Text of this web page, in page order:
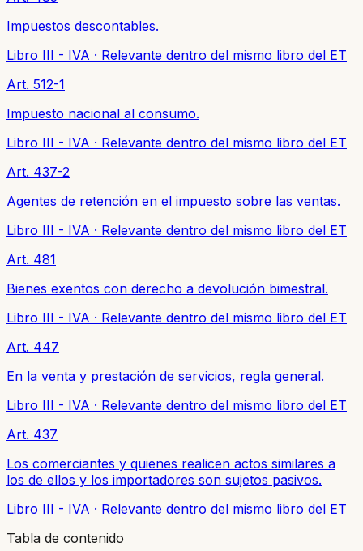
Impuestos descontables.
Libro III - IVA · Relevante dentro del mismo libro del ET
Art. 512-1
Impuesto nacional al consumo.
Libro III - IVA · Relevante dentro del mismo libro del ET
Art. 437-2
Agentes de retención en el impuesto sobre las ventas.
Libro III - IVA · Relevante dentro del mismo libro del ET
Art. 481
Bienes exentos con derecho a devolución bimestral.
Libro III - IVA · Relevante dentro del mismo libro del ET
Art. 447
En la venta y prestación de servicios, regla general.
Libro III - IVA · Relevante dentro del mismo libro del ET
Art. 437
Los comerciantes y quienes realicen actos similares a
los de ellos y los importadores son sujetos pasivos.
Libro III - IVA · Relevante dentro del mismo libro del ET
Tabla de contenido